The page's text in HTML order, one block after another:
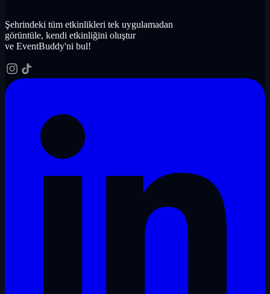
Şehrindeki tüm etkinlikleri tek uygulamadan
görüntüle, kendi etkinliğini oluştur
ve EventBuddy'ni bul!